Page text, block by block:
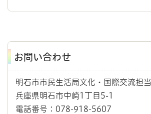
お問い合わせ
明石市市民生活局文化・国際交流担当
兵庫県明石市中崎1丁目5-1
電話番号：078-918-5607